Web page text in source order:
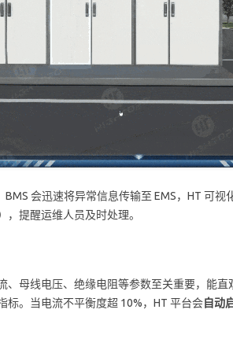
会迅速将异常信息传输至 EMS，HT 可视
，提醒运维人员及时处理。
、母线电压、绝缘电阻等参数至关重要，能
标。当电流不平衡度超 10%，HT 平台会自动